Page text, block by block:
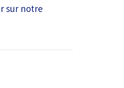
sur notre